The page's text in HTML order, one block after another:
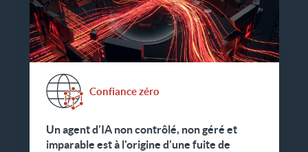
Confiance zéro
Un agent d'IA non contrôlé, non géré et
imparable est à l'origine d'une fuite de